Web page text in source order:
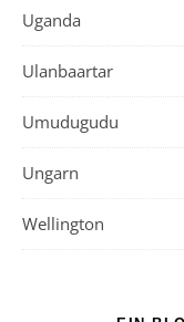
Uganda
Ulanbaartar
Umudugudu
Ungarn
Wellington